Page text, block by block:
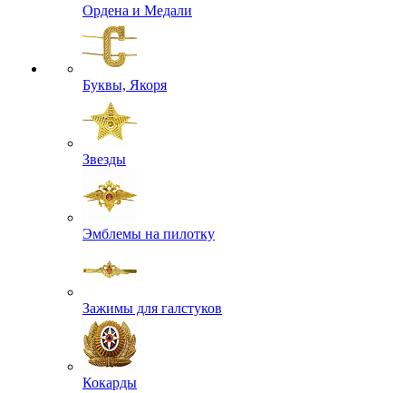
Ордена и Медали
Буквы, Якоря
Звезды
Эмблемы на пилотку
Зажимы для галстуков
Кокарды